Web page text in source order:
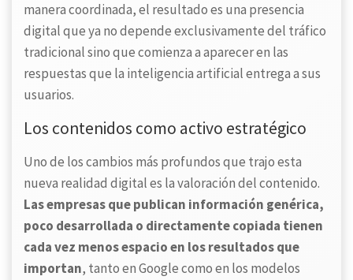
manera coordinada, el resultado es una presencia
digital que ya no depende exclusivamente del tráfico
tradicional sino que comienza a aparecer en las
respuestas que la inteligencia artificial entrega a sus
usuarios.
Los contenidos como activo estratégico
Uno de los cambios más profundos que trajo esta
nueva realidad digital es la valoración del contenido.
Las empresas que publican información genérica,
poco desarrollada o directamente copiada tienen
cada vez menos espacio en los resultados que
importan, tanto en Google como en los modelos